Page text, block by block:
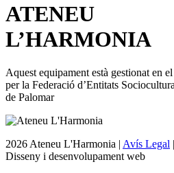
ATENEU
L’HARMONIA
Aquest equipament està gestionat en
per la Federació d’Entitats
de Palomar
2026 Ateneu L'Harmonia | Avís Legal |
Disseny i desenvolupament web